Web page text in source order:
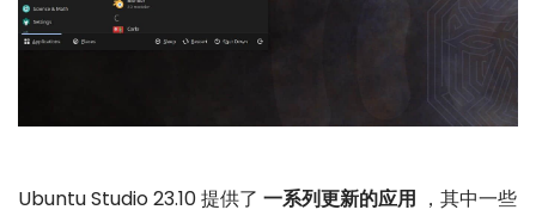
Ubuntu Studio 23.10 提供了 一系列更新的应用 ，其中一些